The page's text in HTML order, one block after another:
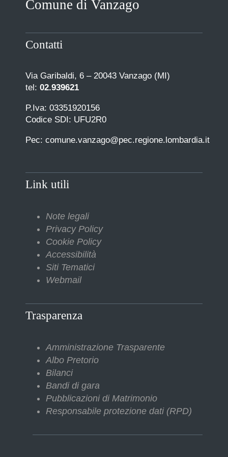
COMUNICAZIONE
Comune di Vanzago
Contatti
Via Garibaldi, 6 – 20043 Vanzago (MI)
tel: 02.939621
P.Iva: 03351920156
Codice SDI: UFU2R0
Pec: comune.vanzago@pec.regione.lombardia.it
Link utili
Note legali
Privacy Policy
Cookie Policy
Accessibilità
Siti Tematici
Webmail
Trasparenza
Amministrazione Trasparente
Albo Pretorio
Bilanci
Bandi di gara
Pubblicazioni di Matrimonio
Responsabile protezione dati (RPD)